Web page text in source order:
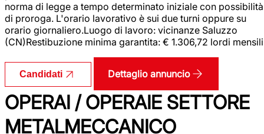
norma di legge a tempo determinato iniziale con possibilità
di proroga. L'orario lavorativo è sui due turni oppure su
orario giornaliero.Luogo di lavoro: vicinanze Saluzzo
(CN)Restibuzione minima garantita: € 1.306,72 lordi mensili
Candidati Dettaglio annuncio
OPERAI / OPERAIE SETTORE
METALMECCANICO